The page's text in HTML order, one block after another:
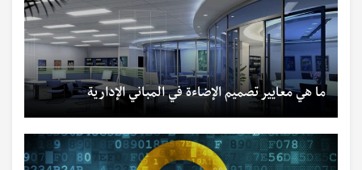
ما هي معايير تصميم الإضاءة في المباني الإدارية